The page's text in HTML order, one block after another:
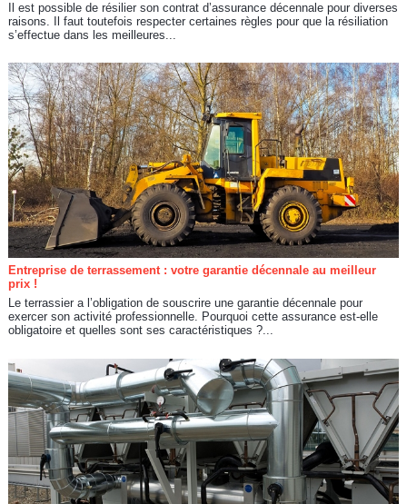
Il est possible de résilier son contrat d’assurance décennale pour diverses
raisons. Il faut toutefois respecter certaines règles pour que la résiliation
s’effectue dans les meilleures...
Entreprise de terrassement : votre garantie décennale au meilleur
prix !
Le terrassier a l’obligation de souscrire une garantie décennale pour
exercer son activité professionnelle. Pourquoi cette assurance est-elle
obligatoire et quelles sont ses caractéristiques ?...